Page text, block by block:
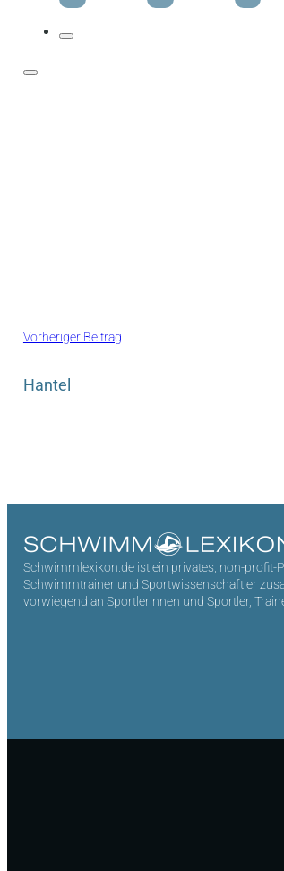
Vorheriger Beitrag
Hantel
Schwimmlexikon.de ist ein privates, non-profit-
Schwimmtrainer und Sportwissenschaftler
vorwiegend an Sportlerinnen und Sportler,